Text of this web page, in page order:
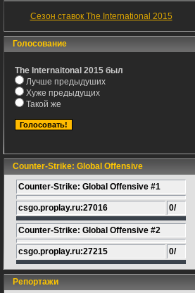
Сезон ставок The International 2015
Голосование
The Internaitonal 2015 был
Лучше предыдуших
Хуже предыдущих
Такой же
Counter-Strike: Global Offensive
Counter-Strike: Global Offensive #1
csgo.proplay.ru:27016 0/
Counter-Strike: Global Offensive #2
csgo.proplay.ru:27215 0/
Репортажи